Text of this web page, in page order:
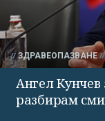
ЗДРАВЕОПАЗВАНЕ
Ангел
разбирам